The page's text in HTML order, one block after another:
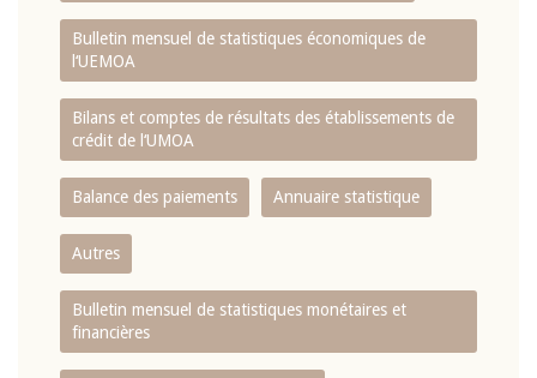
Bulletin mensuel de statistiques économiques de
l‘UEMOA
Bilans et comptes de résultats des établissements de
crédit de l‘UMOA
Balance des paiements Annuaire statistique
Autres
Bulletin mensuel de statistiques monétaires et
financières